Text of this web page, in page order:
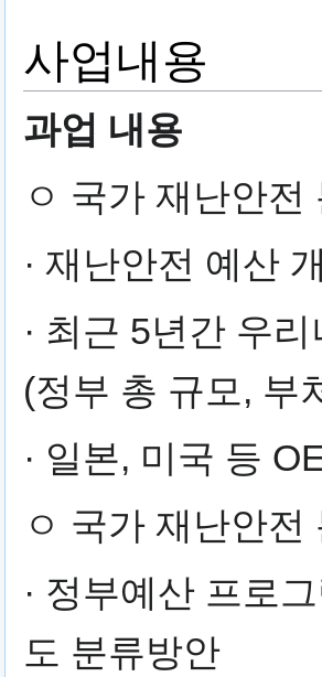
사업내용
과업 내용
ㅇ 국가 재난안
· 재난안전 예산
· 최근 5년간 우
(정부 총 규모, 부
· 일본, 미국 등
ㅇ 국가 재난안
· 정부예산 프로
도 분류방안